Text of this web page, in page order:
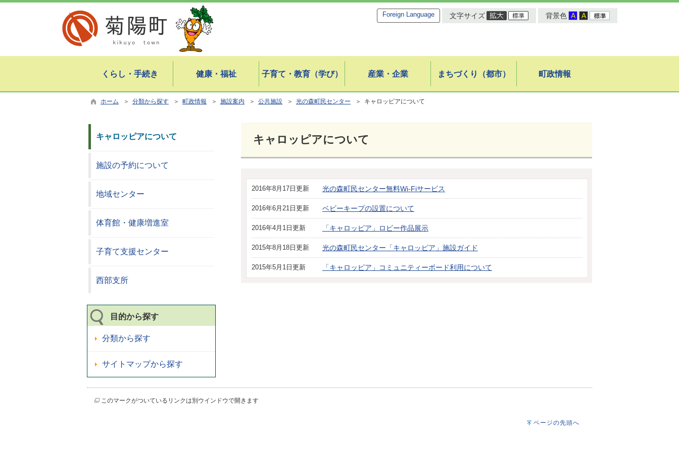
Foreign Language 文字サイズ 背景色
くらし・手続き 健康・福祉 子育て・教育（学び） 産業・企業 まちづくり（都市） 町政情報
ホーム ＞ 分類から探す ＞ 町政情報 ＞ 施設案内 ＞ 公共施設 ＞ 光の森町民センター ＞ キャロッピアについて
キャロッピアについて
2016年8月17日更新 光の森町民センター無料Wi-Fiサービス
2016年6月21日更新 ベビーキープの設置について
2016年4月1日更新 「キャロッピア」ロビー作品展示
2015年8月18日更新 光の森町民センター「キャロッピア」施設ガイド
2015年5月1日更新 「キャロッピア」コミュニティーボード利用について
キャロッピアについて
施設の予約について
地域センター
体育館・健康増進室
子育て支援センター
西部支所
目的から探す
分類から探す
サイトマップから探す
このマークがついているリンクは別ウインドウで開きます
ページの先頭へ